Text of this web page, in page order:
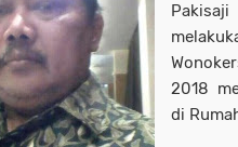
Pakisaji
2018
di